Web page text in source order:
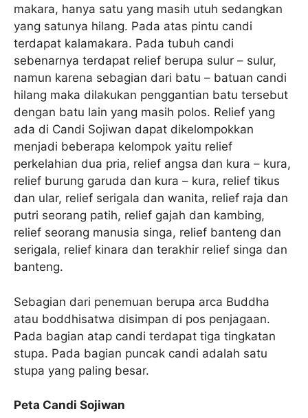
makara, hanya satu yang masih utuh sedangkan
yang satunya hilang. Pada atas pintu candi
terdapat kalamakara. Pada tubuh candi
sebenarnya terdapat relief berupa sulur – sulur,
namun karena sebagian dari batu – batuan candi
hilang maka dilakukan penggantian batu tersebut
dengan batu lain yang masih polos. Relief yang
ada di Candi Sojiwan dapat dikelompokkan
menjadi beberapa kelompok yaitu relief
perkelahian dua pria, relief angsa dan kura – kura,
relief burung garuda dan kura – kura, relief tikus
dan ular, relief serigala dan wanita, relief raja dan
putri seorang patih, relief gajah dan kambing,
relief seorang manusia singa, relief banteng dan
serigala, relief kinara dan terakhir relief singa dan
banteng.
Sebagian dari penemuan berupa arca Buddha
atau boddhisatwa disimpan di pos penjagaan.
Pada bagian atap candi terdapat tiga tingkatan
stupa. Pada bagian puncak candi adalah satu
stupa yang paling besar.
Peta Candi Sojiwan